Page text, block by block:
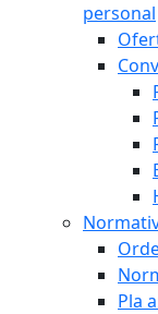
personal
Pla